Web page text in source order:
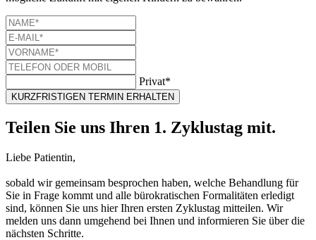
Privat*
KURZFRISTIGEN TERMIN ERHALTEN
Teilen Sie uns Ihren 1. Zyklustag mit.
Liebe Patientin,
sobald wir gemeinsam besprochen haben, welche Behandlung für
Sie in Frage kommt und alle bürokratischen Formalitäten erledigt
sind, können Sie uns hier Ihren ersten Zyklustag mitteilen. Wir
melden uns dann umgehend bei Ihnen und informieren Sie über die
nächsten Schritte.